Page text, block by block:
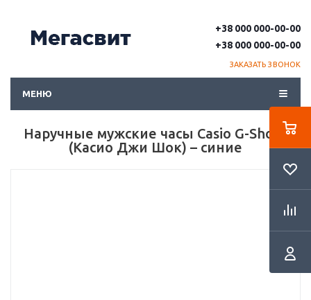
+38 000 000-00-00
+38 000 000-00-00
ЗАКАЗАТЬ ЗВОНОК
МЕНЮ
Наручные мужские часы Casio G-Shock
(Касио Джи Шок) – синие